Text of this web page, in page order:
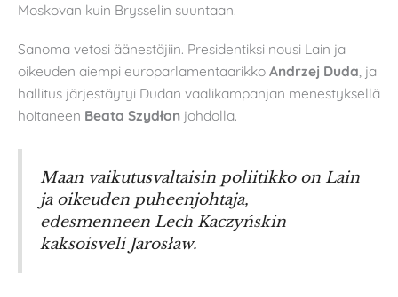
Moskovan kuin Brysselin suuntaan.
Sanoma vetosi äänestäjiin. Presidentiksi nousi Lain ja
oikeuden aiempi europarlamentaarikko Andrzej Duda , ja
hallitus järjestäytyi Dudan vaalikampanjan menestyksellä
hoitaneen Beata Szydłon johdolla.
Maan vaikutusvaltaisin poliitikko on Lain
ja oikeuden puheenjohtaja,
edesmenneen Lech Kaczyńskin
kaksoisveli Jarosław.